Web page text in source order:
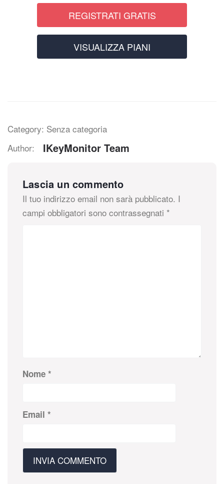
REGISTRATI GRATIS
VISUALIZZA PIANI
Category: Senza categoria
Author:
IKeyMonitor Team
Lascia un commento
Il tuo indirizzo email non sarà pubblicato. I
campi obbligatori sono contrassegnati *
Nome *
Email *